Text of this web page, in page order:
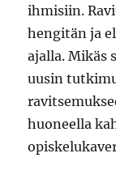
ihmisiin.
hengitän ja
ajalla. Mikäs
uusin
huoneella